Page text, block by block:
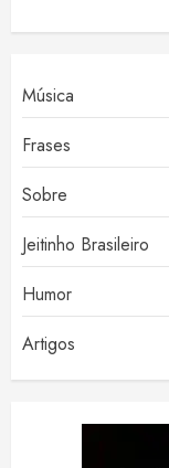
Música
Frases
Sobre
Jeitinho Brasileiro
Humor
Artigos